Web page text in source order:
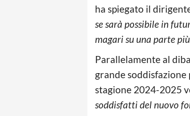
ha spiegato il
se sarà possibile in
magari su una parte
Parallelamente al
grande
stagione 2024-2025
soddisfatti del nuovo